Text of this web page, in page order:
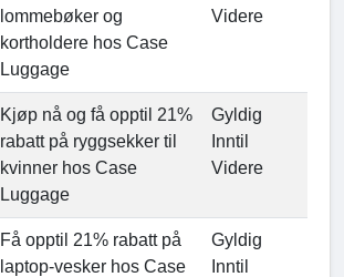
lommebøker og
kortholdere hos Case
Luggage
Videre
Kjøp nå og få opptil 21%
rabatt på ryggsekker til
kvinner hos Case
Luggage
Gyldig
Inntil
Videre
Få opptil 21% rabatt på
laptop-vesker hos Case
Gyldig
Inntil